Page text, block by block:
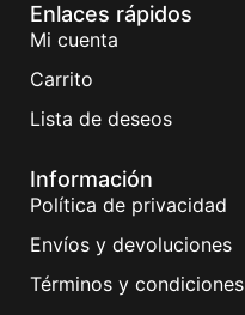
Enlaces rápidos
Mi cuenta
Carrito
Lista de deseos
Información
Política de privacidad
Envíos y devoluciones
Términos y condiciones